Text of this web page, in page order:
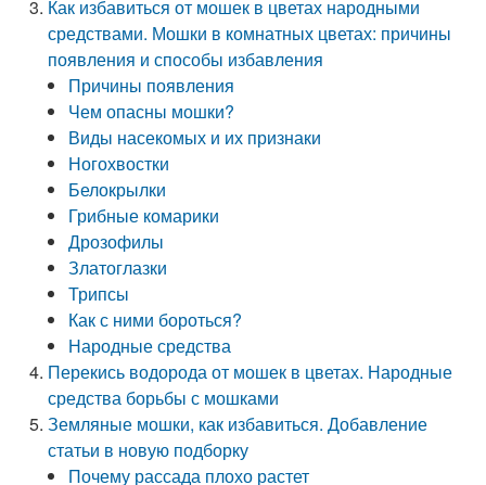
Как избавиться от мошек в цветах народными
средствами. Мошки в комнатных цветах: причины
появления и способы избавления
Причины появления
Чем опасны мошки?
Виды насекомых и их признаки
Ногохвостки
Белокрылки
Грибные комарики
Дрозофилы
Златоглазки
Трипсы
Как с ними бороться?
Народные средства
Перекись водорода от мошек в цветах. Народные
средства борьбы с мошками
Земляные мошки, как избавиться. Добавление
статьи в новую подборку
Почему рассада плохо растет